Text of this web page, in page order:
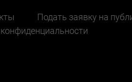
Подать заявку на